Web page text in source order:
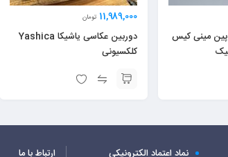
کابل برق 2 تایی 6 پین مینی کیس
11,989,000 تومان
دوربین عکاسی یاشیکا Yashica
کلکسیونی
نماد اعتماد الکترونیکی ارتباط با ما